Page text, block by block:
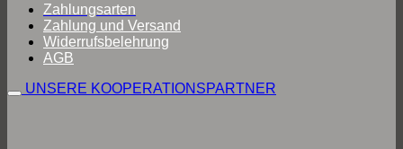
Zahlungsarten
Zahlung und Versand
Widerrufsbelehrung
AGB
UNSERE KOOPERATIONSPARTNER